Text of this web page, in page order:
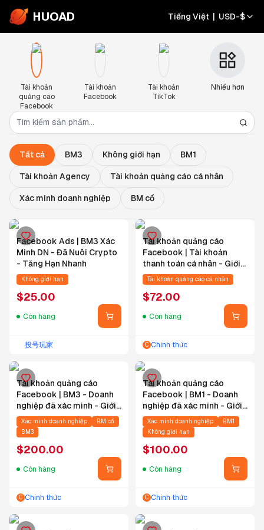
HUOAD Tiếng Việt | USD-$
Tài khoản
quảng cáo
Facebook
Tài khoản
Facebook
Tài khoản
TikTok
Nhiều hơn
Tất cả BM3 Không giới hạn BM1
Tài khoản Agency Tài khoản quảng cáo cá nhân
Xác minh doanh nghiệp BM cổ
Facebook Ads | BM3 Xác
Minh DN - Đã Nuôi Crypto
- Tăng Hạn Nhanh
Không giới hạn
$25.00
Còn hàng
投号玩家
Tài khoản quảng cáo
Facebook | Tài khoản
thanh toán cá nhân - Giới
hạn hàng ngày
$250/$1500/Không giới
hạn - Liên hệ bộ phận hỗ
trợ sau khi đặt hàng để
chọn múi giờ và tiền tệ -
Đảm bảo truy cập bình
thường
Tài khoản quảng cáo cá nhân
$72.00
Còn hàng
C Chính thức
Tài khoản quảng cáo
Facebook | BM3 - Doanh
nghiệp đã xác minh - Giới
hạn hàng ngày $50 - Nâng
hạn mức nhanh - Tài khoản
cũ 2019-2024 - Ấn Độ -
Chạy ổn định quảng cáo
Xác minh doanh nghiệp
BM cổ
BM3
$200.00
Còn hàng
C Chính thức
Tài khoản quảng cáo
Facebook | BM1 - Doanh
nghiệp đã xác minh - Giới
hạn hàng ngày $50 - Nâng
hạn mức nhanh - Tài khoản
cũ 2019-2024 -
Pháp/Châu Âu/Mỹ/Ý/Ấn
Độ - Chạy ổn định quảng
cáo coin, y tế, tài chính
Xác minh doanh nghiệp
BM1
Không giới hạn
$100.00
Còn hàng
C Chính thức